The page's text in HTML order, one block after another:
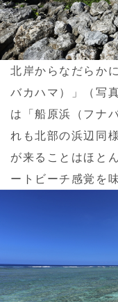
北岸からなだらか
バカハマ）」（写
は「船原浜（フナ
れも北部の浜辺同
が来ることはほと
ートビーチ感覚を